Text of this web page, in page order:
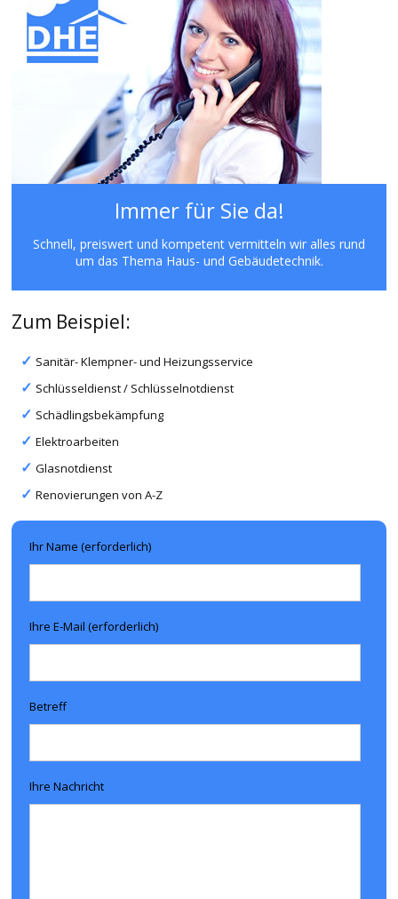
Immer für Sie da!
Schnell, preiswert und kompetent vermitteln wir alles rund
um das Thema Haus- und Gebäudetechnik.
Zum Beispiel:
Sanitär- Klempner- und Heizungsservice
Schlüsseldienst / Schlüsselnotdienst
Schädlingsbekämpfung
Elektroarbeiten
Glasnotdienst
Renovierungen von A-Z
Ihr Name (erforderlich)
Ihre E-Mail (erforderlich)
Betreff
Ihre Nachricht